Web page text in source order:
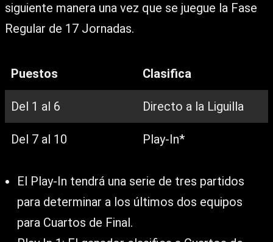
siguiente manera una vez que se juegue la Fase
Regular de 17 Jornadas.
Puestos Clasifica
Del 1 al 6 Directo a la Liguilla
Del 7 al 10 Play-In*
El Play-In tendrá una serie de tres partidos
para determinar a los últimos dos equipos
para Cuartos de Final.